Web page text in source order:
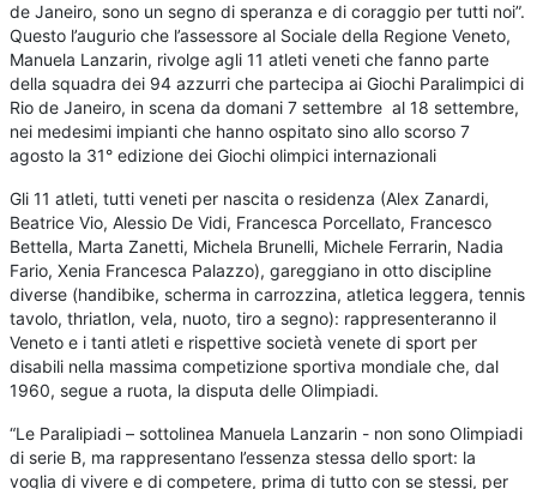
de Janeiro, sono un segno di speranza e di coraggio per tutti noi”.
Questo l’augurio che l’assessore al Sociale della Regione Veneto,
Manuela Lanzarin, rivolge agli 11 atleti veneti che fanno parte
della squadra dei 94 azzurri che partecipa ai Giochi Paralimpici di
Rio de Janeiro, in scena da domani 7 settembre al 18 settembre,
nei medesimi impianti che hanno ospitato sino allo scorso 7
agosto la 31° edizione dei Giochi olimpici internazionali
Gli 11 atleti, tutti veneti per nascita o residenza (Alex Zanardi,
Beatrice Vio, Alessio De Vidi, Francesca Porcellato, Francesco
Bettella, Marta Zanetti, Michela Brunelli, Michele Ferrarin, Nadia
Fario, Xenia Francesca Palazzo), gareggiano in otto discipline
diverse (handibike, scherma in carrozzina, atletica leggera, tennis
tavolo, thriatlon, vela, nuoto, tiro a segno): rappresenteranno il
Veneto e i tanti atleti e rispettive società venete di sport per
disabili nella massima competizione sportiva mondiale che, dal
1960, segue a ruota, la disputa delle Olimpiadi.
“Le Paralipiadi – sottolinea Manuela Lanzarin - non sono Olimpiadi
di serie B, ma rappresentano l’essenza stessa dello sport: la
voglia di vivere e di competere, prima di tutto con se stessi, per